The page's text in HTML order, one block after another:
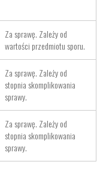
Za sprawę. Zależy od
wartości przedmiotu sporu.
Za sprawę. Zależy od
stopnia skomplikowania
sprawy.
Za sprawę. Zależy od
stopnia skomplikowania
sprawy.